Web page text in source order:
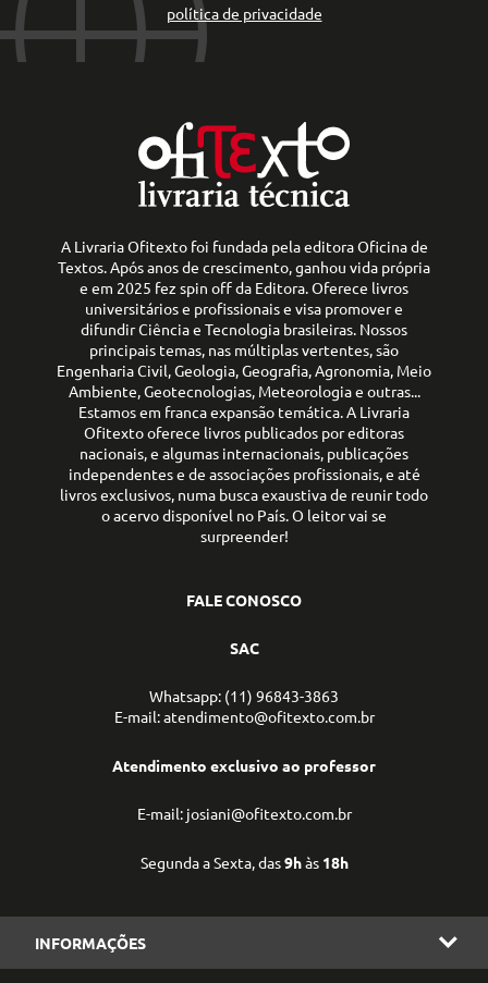
política de privacidade
A Livraria Ofitexto foi fundada pela editora Oficina de
Textos. Após anos de crescimento, ganhou vida própria
e em 2025 fez spin off da Editora. Oferece livros
universitários e profissionais e visa promover e
difundir Ciência e Tecnologia brasileiras. Nossos
principais temas, nas múltiplas vertentes, são
Engenharia Civil, Geologia, Geografia, Agronomia, Meio
Ambiente, Geotecnologias, Meteorologia e outras...
Estamos em franca expansão temática. A Livraria
Ofitexto oferece livros publicados por editoras
nacionais, e algumas internacionais, publicações
independentes e de associações profissionais, e até
livros exclusivos, numa busca exaustiva de reunir todo
o acervo disponível no País. O leitor vai se
surpreender!
FALE CONOSCO
SAC
Whatsapp: (11) 96843-3863
E-mail: atendimento@ofitexto.com.br
Atendimento exclusivo ao professor
E-mail: josiani@ofitexto.com.br
Segunda a Sexta, das9hàs 18h
INFORMAÇÕES